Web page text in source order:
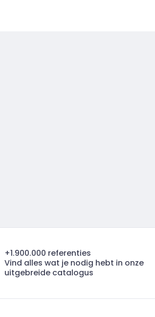
+1.900.000 referenties
Vind alles wat je nodig hebt in onze
uitgebreide catalogus